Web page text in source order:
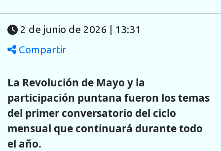
2 de junio de 2026 | 13:31
Compartir
La Revolución de Mayo y la
participación puntana fueron los temas
del primer conversatorio del ciclo
mensual que continuará durante todo
el año.